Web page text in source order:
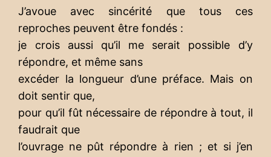
J’avoue avec sincérité que tous ces
reproches peuvent être fondés :
je crois aussi qu’il me serait possible d’y
répondre, et même sans
excéder la longueur d’une préface. Mais on
doit sentir que,
pour qu’il fût nécessaire de répondre à tout, il
faudrait que
l’ouvrage ne pût répondre à rien ; et si j’en